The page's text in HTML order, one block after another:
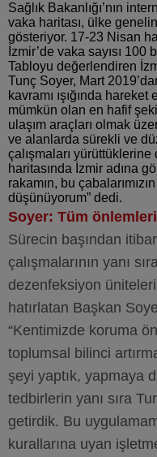
Sağlık Bakanlığı’nın
vaka haritası, ülke
gösteriyor. 17-23 Nisan
İzmir’de vaka sayısı
Tabloyu değerlendiren
Tunç Soyer, Mart
kavramı ışığında
mümkün olan en hafif
ulaşım araçları olmak
ve alanlarda sürekli ve
çalışmaları
haritasında İzmir adına
rakamın, bu
düşünüyorum” dedi.
Soyer: Tüm
Sürecin başından
çalışmalarının yanı
dezenfeksiyon
hatırlatan Başkan
“Kentimizde koruma
toplumsal bilinci
şeyi yaptık, yapmaya
tedbirlerin yanı sıra
getirdik. Bu
kurallarına uyan